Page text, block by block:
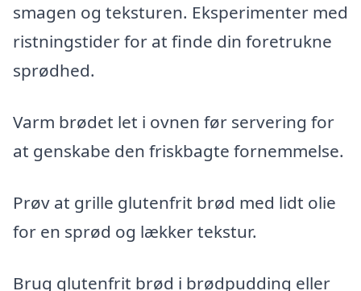
smagen og teksturen. Eksperimenter med
ristningstider for at finde din foretrukne
sprødhed.
Varm brødet let i ovnen før servering for
at genskabe den friskbagte fornemmelse.
Prøv at grille glutenfrit brød med lidt olie
for en sprød og lækker tekstur.
Brug glutenfrit brød i brødpudding eller